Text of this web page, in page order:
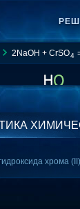
2NaOH + CrSO4
хрома